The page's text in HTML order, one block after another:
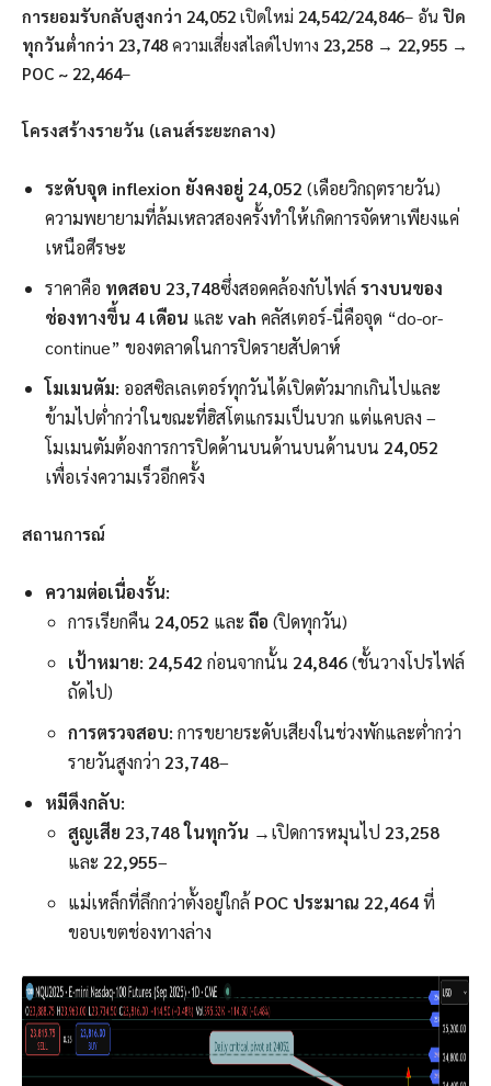
การยอมรับกลับสูงกว่า 24,052 เปิดใหม่ 24,542/24,846– อัน ปิด
ทุกวันต่ำกว่า 23,748 ความเสี่ยงสไลด์ไปทาง 23,258 → 22,955 →
POC ~ 22,464–
โครงสร้างรายวัน (เลนส์ระยะกลาง)
ระดับจุด inflexion ยังคงอยู่ 24,052 (เดือยวิกฤตรายวัน)
ความพยายามที่ล้มเหลวสองครั้งทำให้เกิดการจัดหาเพียงแค่
เหนือศีรษะ
ราคาคือ ทดสอบ 23,748ซึ่งสอดคล้องกับไฟล์ รางบนของ
ช่องทางขึ้น 4 เดือน และ vah คลัสเตอร์-นี่คือจุด “do-or-
continue” ของตลาดในการปิดรายสัปดาห์
โมเมนตัม: ออสซิลเลเตอร์ทุกวันได้เปิดตัวมากเกินไปและ
ข้ามไปต่ำกว่าในขณะที่ฮิสโตแกรมเป็นบวก แต่แคบลง –
โมเมนตัมต้องการการปิดด้านบนด้านบนด้านบน 24,052
เพื่อเร่งความเร็วอีกครั้ง
สถานการณ์
ความต่อเนื่องรั้น:
การเรียกคืน 24,052 และ ถือ (ปิดทุกวัน)
เป้าหมาย: 24,542 ก่อนจากนั้น 24,846(ชั้นวางโปรไฟล์
ถัดไป)
การตรวจสอบ: การขยายระดับเสียงในช่วงพักและต่ำกว่า
รายวันสูงกว่า 23,748–
หมีดึงกลับ:
สูญเสีย 23,748 ในทุกวัน →เปิดการหมุนไป 23,258
และ 22,955–
แม่เหล็กที่ลึกกว่าตั้งอยู่ใกล้ POC ประมาณ 22,464ที่
ขอบเขตช่องทางล่าง